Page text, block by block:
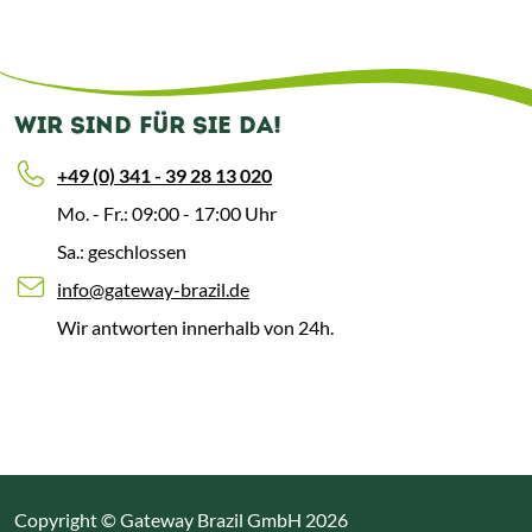
WIR SIND FÜR SIE DA!
+49 (0) 341 - 39 28 13 020
Mo. - Fr.: 09:00 - 17:00 Uhr
Sa.: geschlossen
info@gateway-brazil.de
Wir antworten innerhalb von 24h.
Copyright © Gateway Brazil GmbH 2026